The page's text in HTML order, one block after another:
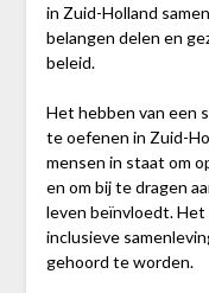
in Zuid-Holland
belangen delen en
beleid.
Het hebben van een
te oefenen in Zuid-
mensen in staat om
en om bij te dragen
leven beïnvloedt.
inclusieve
gehoord te worden.